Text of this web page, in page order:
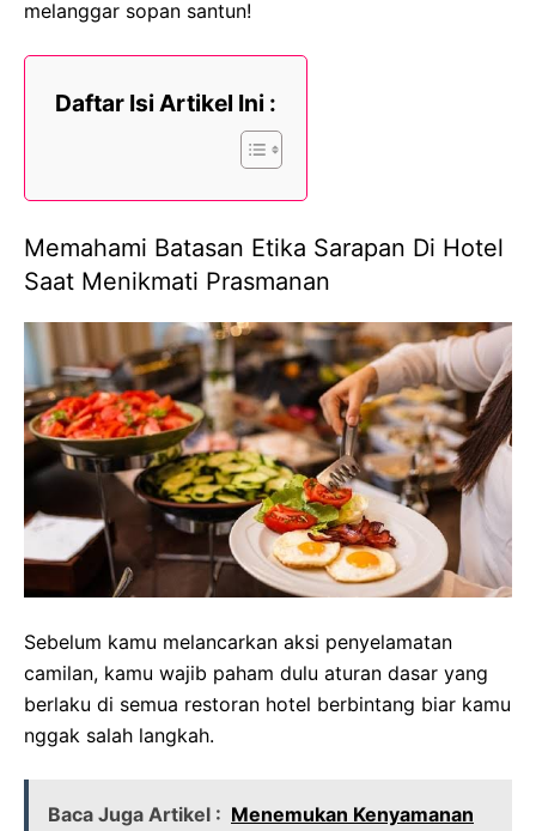
melanggar sopan santun!
Daftar Isi Artikel Ini :
Memahami Batasan Etika Sarapan Di Hotel
Saat Menikmati Prasmanan
Sebelum kamu melancarkan aksi penyelamatan
camilan, kamu wajib paham dulu aturan dasar yang
berlaku di semua restoran hotel berbintang biar kamu
nggak salah langkah.
Baca Juga Artikel : Menemukan Kenyamanan